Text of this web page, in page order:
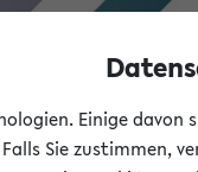
Einige
Sie zustimmen,